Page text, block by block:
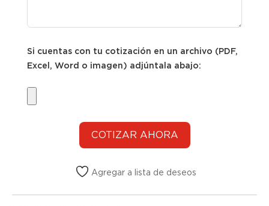
Si cuentas con tu cotización en un archivo (PDF,
Excel, Word o imagen) adjúntala abajo:
Agregar a lista de deseos